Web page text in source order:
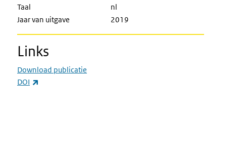
Taal
nl
Jaar van uitgave
2019
Links
Download publicatie
DOI